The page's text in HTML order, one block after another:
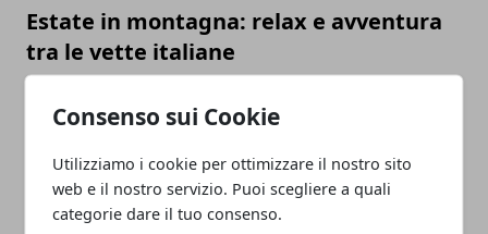
Consenso sui Cookie
Utilizziamo i cookie per ottimizzare il nostro sito
web e il nostro servizio. Puoi scegliere a quali
categorie dare il tuo consenso.
Estate in montagna: relax e avventura
tra le vette italiane